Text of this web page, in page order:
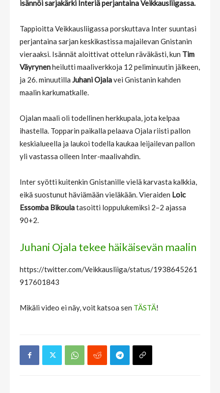
isännöi sarjakärki Interiä perjantaina Veikkausliigassa.
Tappioitta Veikkausliigassa porskuttava Inter suuntasi
perjantaina sarjan keskikastissa majailevan Gnistanin
vieraaksi. Isännät aloittivat ottelun räväkästi, kun Tim
Väyrynenheilutti maaliverkkoja 12 peliminuutin jälkeen,
ja 26. minuutilla Juhani Ojalavei Gnistanin kahden
maalin karkumatkalle.
Ojalan maali oli todellinen herkkupala, jota kelpaa
ihastella. Topparin paikalla pelaava Ojala riisti pallon
keskialueella ja laukoi todella kaukaa leijailevan pallon
yli vastassa olleen Inter-maalivahdin.
Inter syötti kuitenkin Gnistanille vielä karvasta kalkkia,
eikä suostunut häviämään vieläkään. Vieraiden Loic
Essomba Bikoulatasoitti loppulukemiksi 2–2 ajassa
90+2.
Juhani Ojala tekee häikäisevän maalin
https://twitter.com/Veikkausliiga/status/1938645261
917601843
Mikäli video ei näy, voit katsoa sen TÄSTÄ!